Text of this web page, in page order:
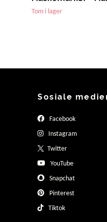
Tom i lager
Sosiale
Facebook
Instagram
Twitter
YouTube
Snapchat
Pinterest
Tiktok